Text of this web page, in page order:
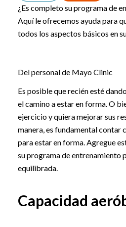
¿Es completo su programa de
Aquí le ofrecemos ayuda para
todos los aspectos básicos en
Del personal de Mayo Clinic
Es posible que recién esté
el camino a estar en forma. O
ejercicio y quiera mejorar sus
manera, es fundamental contar
para estar en forma. Agregue
su programa de entrenamiento
equilibrada.
Capacidad